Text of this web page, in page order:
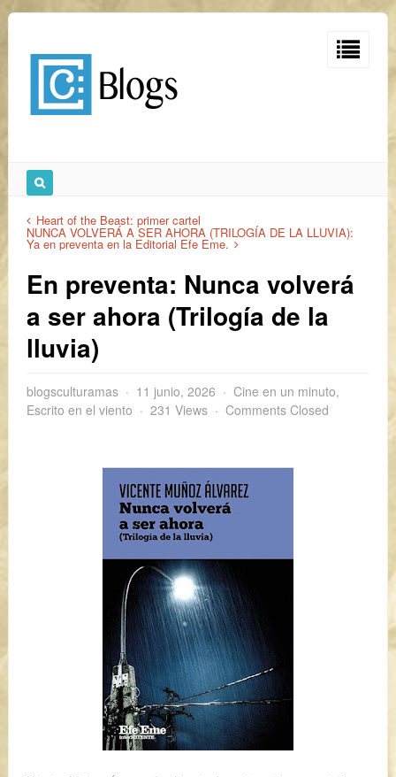
Heart of the Beast: primer cartel
NUNCA VOLVERÁ A SER AHORA (TRILOGÍA DE LA LLUVIA):
Ya en preventa en la Editorial Efe Eme.
En preventa: Nunca volverá
a ser ahora (Trilogía de la
lluvia)
blogsculturamas 11 junio, 2026 Cine en un minuto,
Escrito en el viento
231 Views Comments Closed